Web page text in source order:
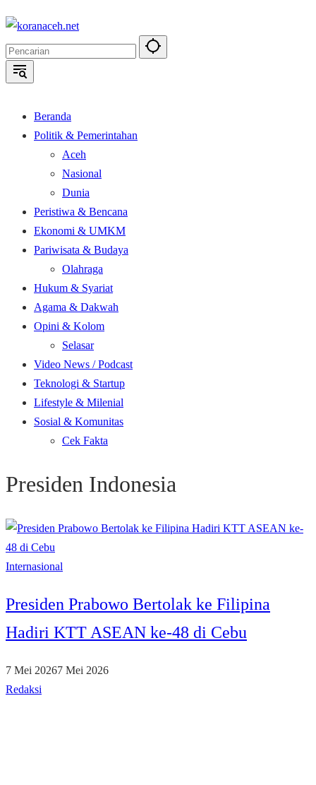
Langsung
konten
Beranda
Politik & Pemerintahan
Aceh
Nasional
Dunia
Peristiwa & Bencana
Ekonomi & UMKM
Pariwisata & Budaya
Olahraga
Hukum & Syariat
Agama & Dakwah
Opini & Kolom
Selasar
Video News / Podcast
Teknologi & Startup
Lifestyle & Milenial
Sosial & Komunitas
Cek Fakta
Presiden Indonesia
Internasional
Presiden Prabowo Bertolak ke Filipina
Hadiri KTT ASEAN ke-48 di Cebu
7 Mei 20267 Mei 2026
Redaksi